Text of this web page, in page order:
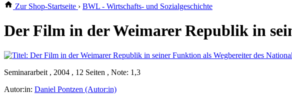
Zur Shop-Startseite › BWL - Wirtschafts- und Sozialgeschichte
Der Film in der Weimarer Republik in
Seminararbeit , 2004 , 12 Seiten , Note: 1,3
Autor:in: Daniel Pontzen (Autor:in)